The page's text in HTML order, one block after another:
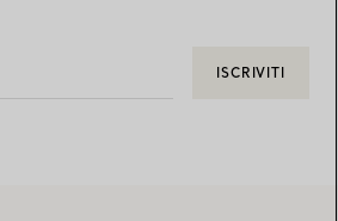
ISCRIVITI